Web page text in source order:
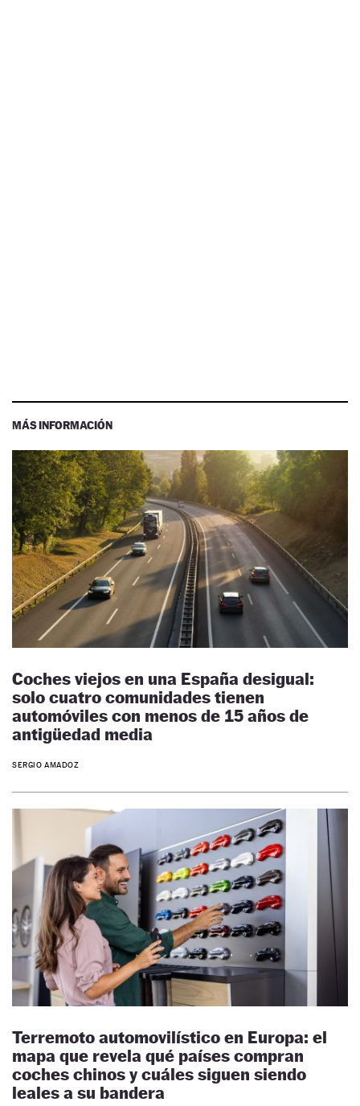
MÁS INFORMACIÓN
Coches viejos en una España desigual:
solo cuatro comunidades tienen
automóviles con menos de 15 años de
antigüedad media
SERGIO AMADOZ
Terremoto automovilístico en Europa: el
mapa que revela qué países compran
coches chinos y cuáles siguen siendo
leales a su bandera